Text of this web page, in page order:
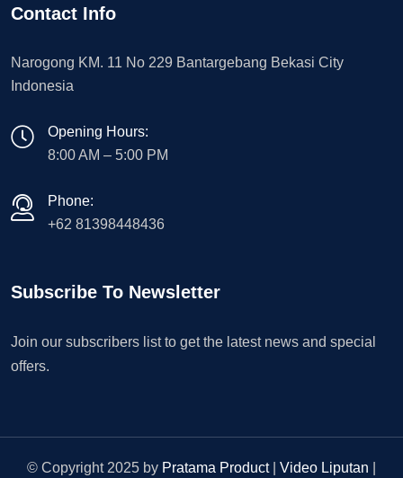
Contact Info
Narogong KM. 11 No 229 Bantargebang Bekasi City
Indonesia
Opening Hours:
8:00 AM – 5:00 PM
Phone:
+62 81398448436
Subscribe To Newsletter
Join our subscribers list to get the latest news and special
offers.
© Copyright 2025 by Pratama Product| Video Liputan